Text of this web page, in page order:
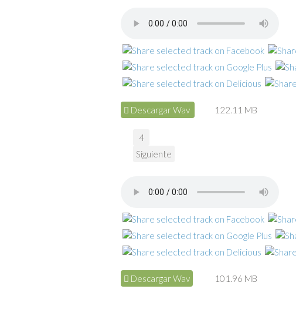
Descargar Wav 122.11 MB
Descargar Wav 101.96 MB
4
Siguiente